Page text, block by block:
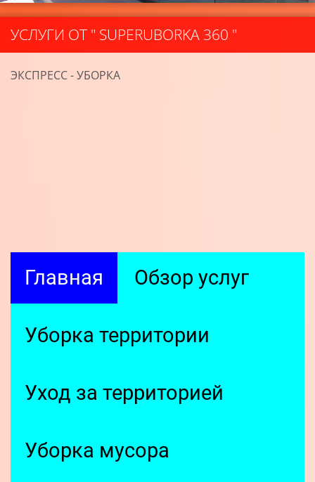
УСЛУГИ ОТ " SUPERUBORKA 360 "
ЭКСПРЕСС - УБОРКА
Главная Обзор услуг
Уборка территории
Уход за территорией
Уборка мусора